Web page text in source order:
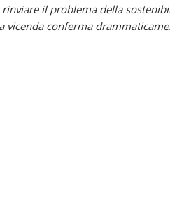
il problema della
conferma